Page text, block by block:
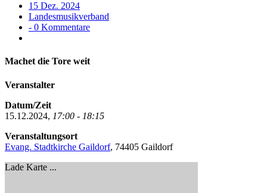
15 Dez. 2024
Landesmusikverband
- 0 Kommentare
Machet die Tore weit
Veranstalter
Datum/Zeit
15.12.2024, 17:00 - 18:15
Veranstaltungsort
Evang. Stadtkirche Gaildorf, 74405 Gaildorf
Lade Karte ...